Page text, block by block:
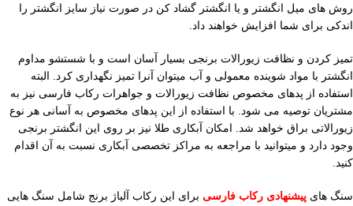
روش های میل انگشتر و یا انگشتر گشاد کن در صورت نیاز سایز انگشتر را
اندکی برای شما افزایش خواهند داد.
تمیز کردن و نظافت زیورالات برنجی بسیار آسان است و با شستشو مداوم
انگشتر با مواد شوینده معمولی و آب میتوان آنرا تمیز نگهداری کرد. البته
استفاده از پدهای مخصوص نظافت زیورالات و جواهرات رکاب فارسی نیز به
مشتریان توصیه می شود. با استفاده از این پدهای مخصوص به آسانی هر نوع
زیورالاتی براق خواهد شد. امکان آبکاری طلا نیز بر روی این انگشتر برنجی
وجود دارد و میتوانید با مراجعه به مراکز تخصصی آبکاری نسبت به آن اقدام
کنید.
سنگ های پیشنهادی رکاب فارسی برای این رکاب آلیاژ برنج شامل سنگ هایی